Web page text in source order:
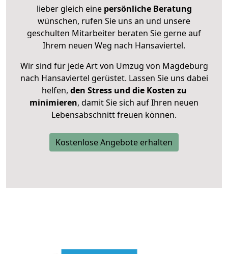
lieber gleich eine persönliche Beratung
wünschen, rufen Sie uns an und unsere
geschulten Mitarbeiter beraten Sie gerne auf
Ihrem neuen Weg nach Hansaviertel.
Wir sind für jede Art von Umzug von Magdeburg
nach Hansaviertel gerüstet. Lassen Sie uns dabei
helfen, den Stress und die Kosten zu
minimieren, damit Sie sich auf Ihren neuen
Lebensabschnitt freuen können.
Kostenlose Angebote erhalten